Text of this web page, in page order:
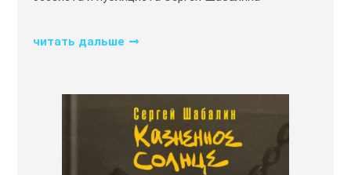
читать дальше